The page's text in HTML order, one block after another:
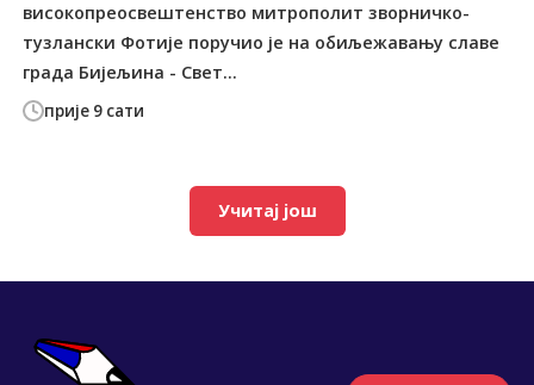
прије 9 сати
високопреосвештенство митрополит зворничко-
тузлански Фотије поручио је на обиљежавању славе
града Бијељина - Свет...
Учитај још